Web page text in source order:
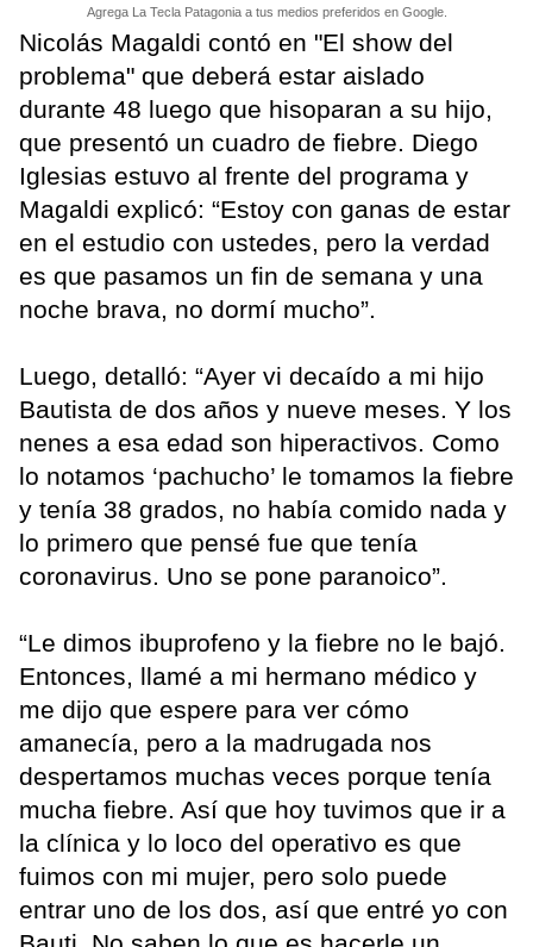
Agrega La Tecla Patagonia a tus medios preferidos en Google.
Nicolás Magaldi contó en "El show del
problema" que deberá estar aislado
durante 48 luego que hisoparan a su hijo,
que presentó un cuadro de fiebre. Diego
Iglesias estuvo al frente del programa y
Magaldi explicó: “Estoy con ganas de estar
en el estudio con ustedes, pero la verdad
es que pasamos un fin de semana y una
noche brava, no dormí mucho”.
Luego, detalló: “Ayer vi decaído a mi hijo
Bautista de dos años y nueve meses. Y los
nenes a esa edad son hiperactivos. Como
lo notamos ‘pachucho’ le tomamos la fiebre
y tenía 38 grados, no había comido nada y
lo primero que pensé fue que tenía
coronavirus. Uno se pone paranoico”.
“Le dimos ibuprofeno y la fiebre no le bajó.
Entonces, llamé a mi hermano médico y
me dijo que espere para ver cómo
amanecía, pero a la madrugada nos
despertamos muchas veces porque tenía
mucha fiebre. Así que hoy tuvimos que ir a
la clínica y lo loco del operativo es que
fuimos con mi mujer, pero solo puede
entrar uno de los dos, así que entré yo con